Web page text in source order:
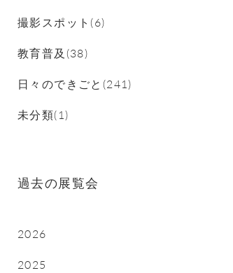
撮影スポット(6)
教育普及(38)
日々のできごと(241)
未分類(1)
過去の展覧会
2026
2025